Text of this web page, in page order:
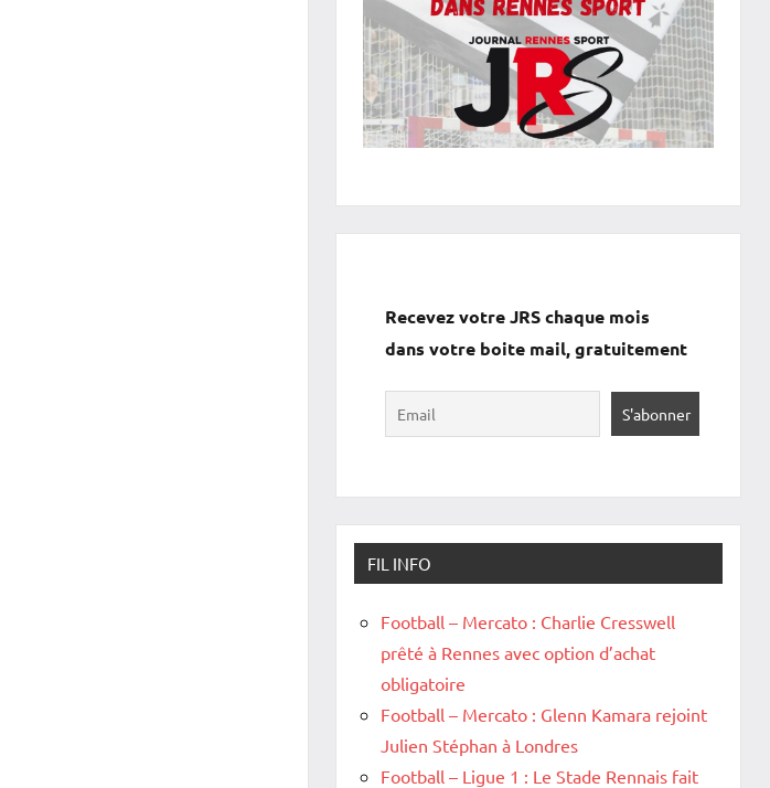
Recevez votre JRS chaque mois
dans votre boite mail, gratuitement
FIL INFO
Football – Mercato : Charlie Cresswell
prêté à Rennes avec option d’achat
obligatoire
Football – Mercato : Glenn Kamara rejoint
Julien Stéphan à Londres
Football – Ligue 1 : Le Stade Rennais fait